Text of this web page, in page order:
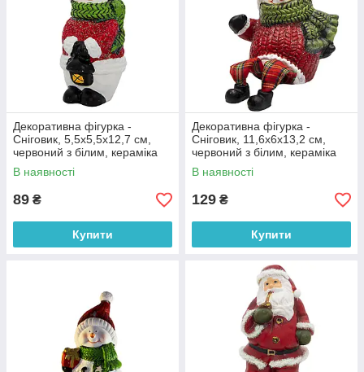
Декоративна фігурка -
Сніговик, 5,5x5,5x12,7 см,
червоний з білим, кераміка
(022755)
В наявності
89 ₴
Купити
Декоративна фігурка -
Сніговик, 11,6x6x13,2 см,
червоний з білим, кераміка
(022823)
В наявності
129 ₴
Купити